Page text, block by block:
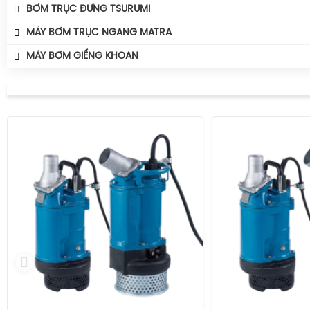
BƠM TRỤC ĐỨNG TSURUMI
MÁY BƠM TRỤC NGANG MATRA
MÁY BƠM GIẾNG KHOAN